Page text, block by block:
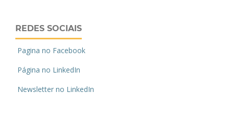
REDES SOCIAIS
Pagina no Facebook
Página no LinkedIn
Newsletter no LinkedIn